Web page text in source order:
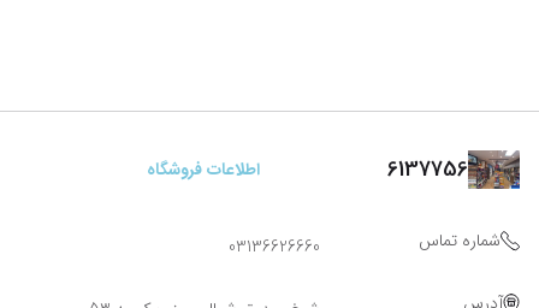
6137756 اطلاعات فروشگاه
شماره تماس 03136626660